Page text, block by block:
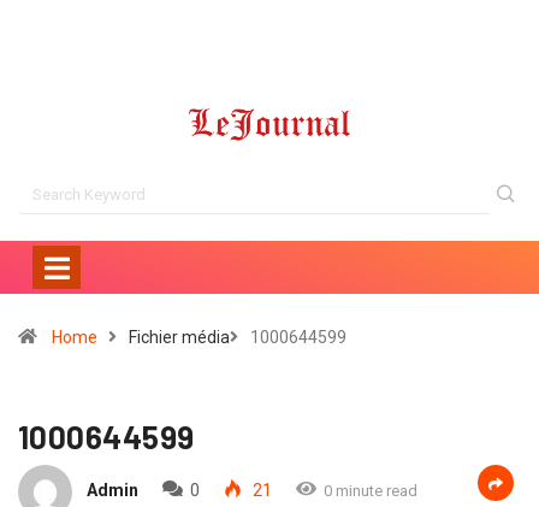
Home Fichier média 1000644599
1000644599
Admin 0 21 0 minute read